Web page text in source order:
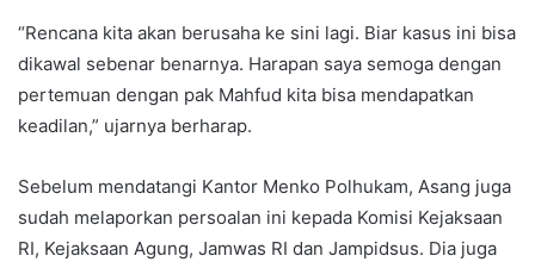
“Rencana kita akan berusaha ke sini lagi. Biar kasus ini bisa
dikawal sebenar benarnya. Harapan saya semoga dengan
pertemuan dengan pak Mahfud kita bisa mendapatkan
keadilan,” ujarnya berharap.
Sebelum mendatangi Kantor Menko Polhukam, Asang juga
sudah melaporkan persoalan ini kepada Komisi Kejaksaan
RI, Kejaksaan Agung, Jamwas RI dan Jampidsus. Dia juga